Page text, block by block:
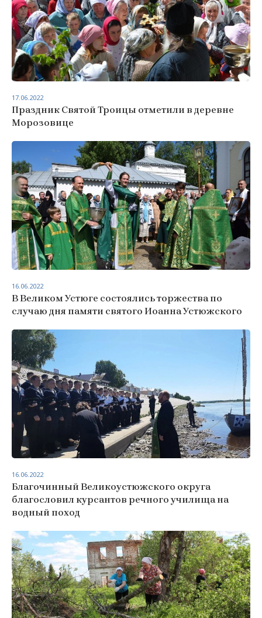
Праздник Святой Троицы отметили в деревне
Морозовице
17.06.2022
В Великом Устюге состоялись торжества по
случаю дня памяти святого Иоанна Устюжского
16.06.2022
Благочинный Великоустюжского округа
благословил курсантов речного училища на
водный поход
16.06.2022